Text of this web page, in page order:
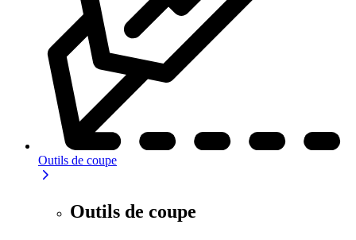
Outils de coupe
Outils de coupe